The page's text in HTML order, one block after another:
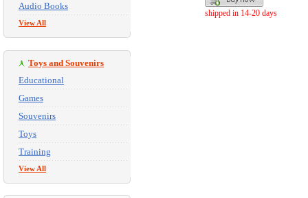
Audio Books
View All
Toys and Souvenirs
Educational
Games
Souvenirs
Toys
Training
View All
shipped in 14-20 days